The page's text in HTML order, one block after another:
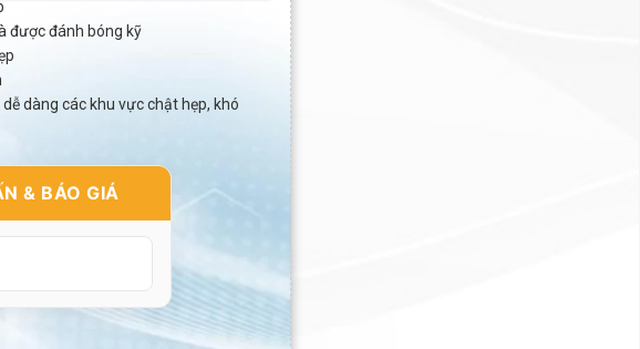
được đánh bóng kỹ
dàng các khu vực chật hẹp, khó
& BÁO GIÁ